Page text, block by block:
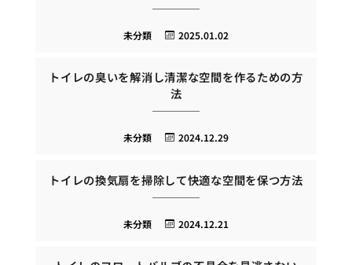
2025.01.02
未分類
トイレの臭いを解消し清潔な空間を作るための方
法
2024.12.29
未分類
トイレの換気扇を掃除して快適な空間を保つ方法
2024.12.21
未分類